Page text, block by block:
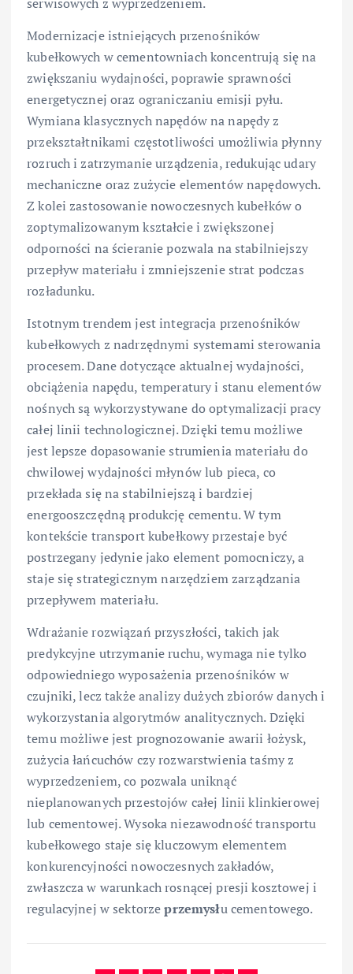
Modernizacje istniejących przenośników
kubełkowych w cementowniach koncentrują się na
zwiększaniu wydajności, poprawie sprawności
energetycznej oraz ograniczaniu emisji pyłu.
Wymiana klasycznych napędów na napędy z
przekształtnikami częstotliwości umożliwia płynny
rozruch i zatrzymanie urządzenia, redukując udary
mechaniczne oraz zużycie elementów napędowych.
Z kolei zastosowanie nowoczesnych kubełków o
zoptymalizowanym kształcie i zwiększonej
odporności na ścieranie pozwala na stabilniejszy
przepływ materiału i zmniejszenie strat podczas
rozładunku.
Istotnym trendem jest integracja przenośników
kubełkowych z nadrzędnymi systemami sterowania
procesem. Dane dotyczące aktualnej wydajności,
obciążenia napędu, temperatury i stanu elementów
nośnych są wykorzystywane do optymalizacji pracy
całej linii technologicznej. Dzięki temu możliwe
jest lepsze dopasowanie strumienia materiału do
chwilowej wydajności młynów lub pieca, co
przekłada się na stabilniejszą i bardziej
energooszczędną produkcję cementu. W tym
kontekście transport kubełkowy przestaje być
postrzegany jedynie jako element pomocniczy, a
staje się strategicznym narzędziem zarządzania
przepływem materiału.
Wdrażanie rozwiązań przyszłości, takich jak
predykcyjne utrzymanie ruchu, wymaga nie tylko
odpowiedniego wyposażenia przenośników w
czujniki, lecz także analizy dużych zbiorów danych i
wykorzystania algorytmów analitycznych. Dzięki
temu możliwe jest prognozowanie awarii łożysk,
zużycia łańcuchów czy rozwarstwienia taśmy z
wyprzedzeniem, co pozwala uniknąć
nieplanowanych przestojów całej linii klinkierowej
lub cementowej. Wysoka niezawodność transportu
kubełkowego staje się kluczowym elementem
konkurencyjności nowoczesnych zakładów,
zwłaszcza w warunkach rosnącej presji kosztowej i
regulacyjnej w sektorzeprzemysłu cementowego.